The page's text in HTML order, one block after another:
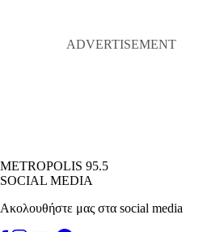
METROPOLIS 95.5
SOCIAL MEDIA
Ακολουθήστε μας στα social media